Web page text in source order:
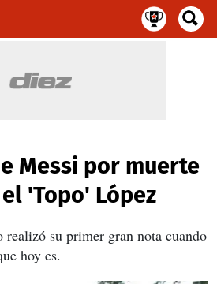
Messi por muerte
'Topo' López
su primer gran nota cuando
hoy es.